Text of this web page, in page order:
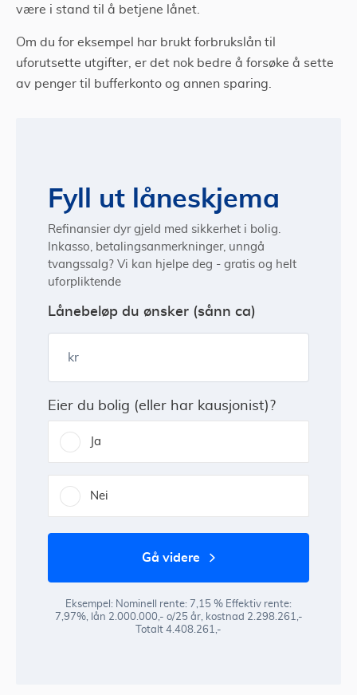
være i stand til å betjene lånet.
Om du for eksempel har brukt forbrukslån til
uforutsette utgifter, er det nok bedre å forsøke å sette
av penger til bufferkonto og annen sparing.
Fyll ut låneskjema
Refinansier dyr gjeld med sikkerhet i bolig.
Inkasso, betalingsanmerkninger, unngå
tvangssalg? Vi kan hjelpe deg - gratis og helt
uforpliktende
Lånebeløp du ønsker (sånn ca)
kr
Eier du bolig (eller har kausjonist)?
Ja
Nei
gå videre
Eksempel: Nominell rente: 7,15 % Effektiv rente:
7,97%, lån 2.000.000,- o/25 år, kostnad 2.298.261,-
Totalt 4.408.261,-